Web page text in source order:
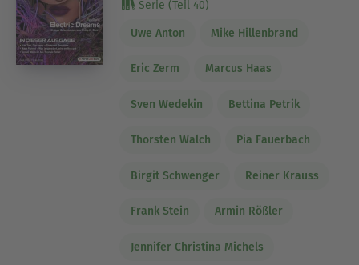
Serie (Teil 40)
Uwe Anton Mike Hillenbrand
Eric Zerm Marcus Haas
Sven Wedekin Bettina Petrik
Thorsten Walch Pia Fauerbach
Birgit Schwenger Reiner Krauss
Frank Stein Armin Rößler
Jennifer Christina Michels